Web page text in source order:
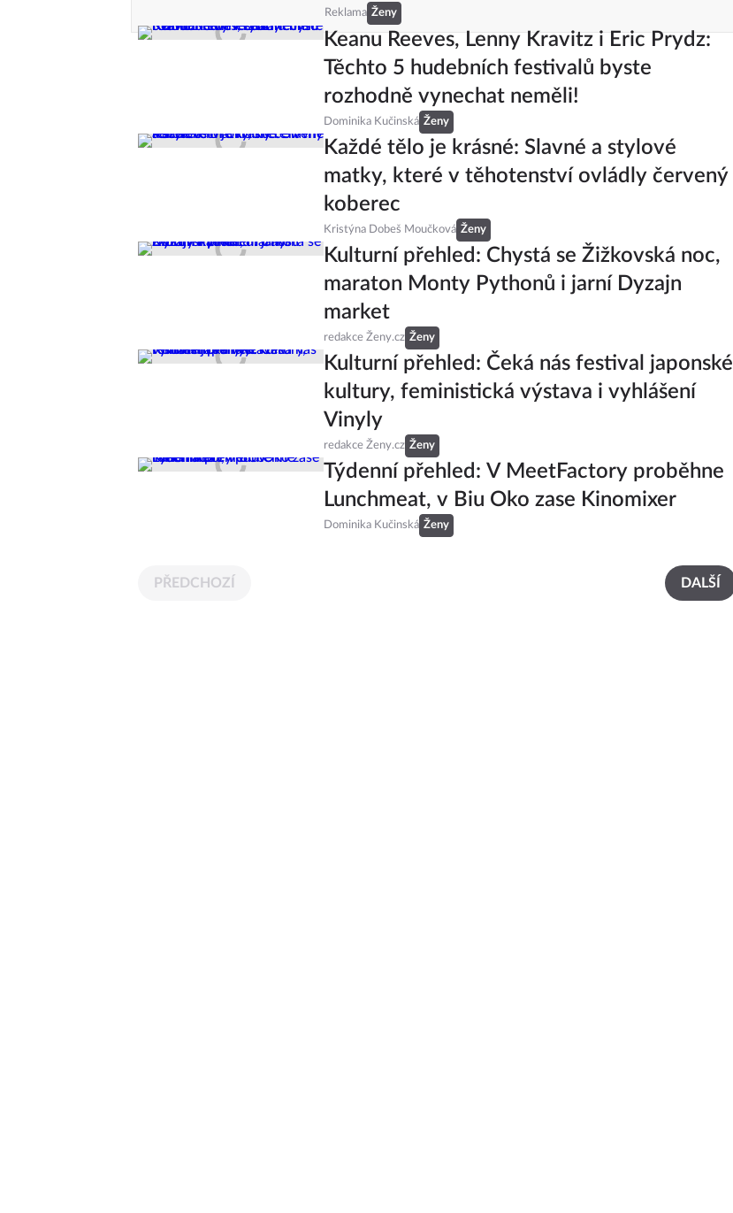
Reklama Ženy
Keanu Reeves, Lenny Kravitz i Eric Prydz:
Těchto 5 hudebních festivalů byste
rozhodně vynechat neměli!
Dominika Kučinská Ženy
Každé tělo je krásné: Slavné a stylové
matky, které v těhotenství ovládly červený
koberec
Kristýna Dobeš Moučková Ženy
Kulturní přehled: Chystá se Žižkovská noc,
maraton Monty Pythonů i jarní Dyzajn
market
redakce Ženy.cz Ženy
Kulturní přehled: Čeká nás festival japonské
kultury, feministická výstava i vyhlášení
Vinyly
redakce Ženy.cz Ženy
Týdenní přehled: V MeetFactory proběhne
Lunchmeat, v Biu Oko zase Kinomixer
Dominika Kučinská Ženy
PŘEDCHOZÍ DALŠÍ